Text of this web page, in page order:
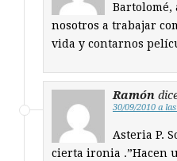
Bartolomé,
nosotros a trabajar
vida y contarnos
Ramón
30/09/2010 a
Asteria P.
cierta ironia .”Hacen